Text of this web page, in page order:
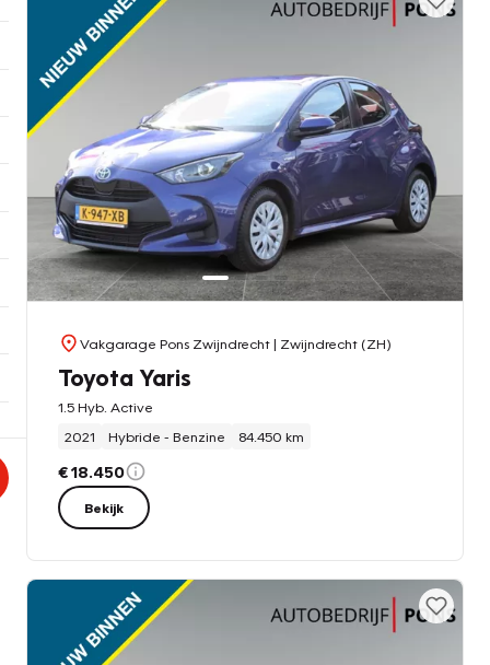
Vakgarage Pons Zwijndrecht| Zwijndrecht (ZH)
Toyota Yaris
1.5 Hyb. Active
2021
Hybride - Benzine 84.450 km
€ 18.450
Bekijk